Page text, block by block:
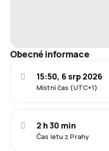
Obecné informace
Místní čas (UTC+1)
15:50, 6 srp 2026
Čas letu z Prahy
2 h 30 min